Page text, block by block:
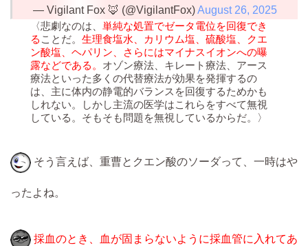
— Vigilant Fox 🦊 (@VigilantFox)August 26, 2025
〈悲劇なのは、単純な処置でゼータ電位を回復でき
る ことだ。生理食塩水、カリウム塩、硫酸塩、クエ
ン酸塩、ヘパリン、さらにはマイナスイオンへの曝
露などである。 オゾン療法、キレート療法、アース
療法といった多くの代替療法が効果を発揮するの
は、主に体内の静電的バランスを回復するためかも
しれない。しかし主流の医学はこれらをすべて無視
している。そもそも問題を無視しているからだ。〉
そう言えば、重曹とクエン酸のソーダって、一時はや
ったよね。
採血のとき、血が固まらないように採血管に入れてあ